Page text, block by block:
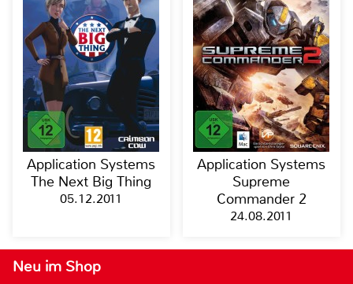
Application Systems
The Next Big Thing
05.12.2011
Application Systems
Supreme
Commander 2
24.08.2011
Neu im Shop